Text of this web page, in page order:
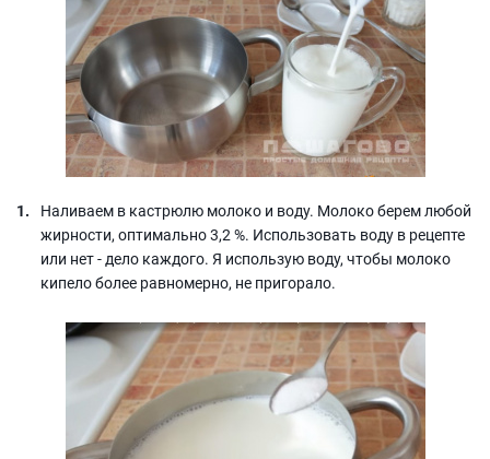
Наливаем в кастрюлю молоко и воду. Молоко берем любой
жирности, оптимально 3,2 %. Использовать воду в рецепте
или нет - дело каждого. Я использую воду, чтобы молоко
кипело более равномерно, не пригорало.